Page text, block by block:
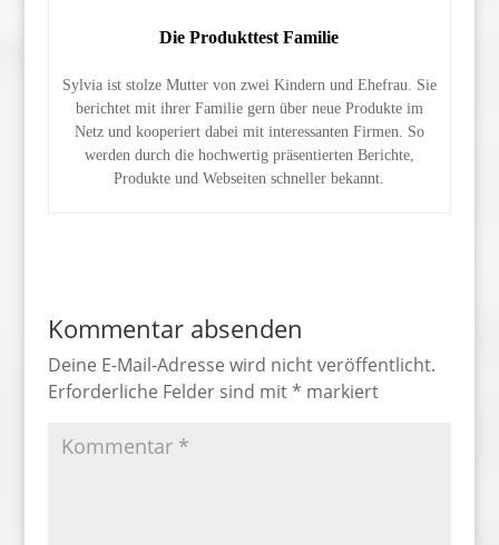
Die Produkttest Familie
Sylvia ist stolze Mutter von zwei Kindern und Ehefrau. Sie
berichtet mit ihrer Familie gern über neue Produkte im
Netz und kooperiert dabei mit interessanten Firmen. So
werden durch die hochwertig präsentierten Berichte,
Produkte und Webseiten schneller bekannt.
Kommentar absenden
Deine E-Mail-Adresse wird nicht veröffentlicht.
Erforderliche Felder sind mit* markiert